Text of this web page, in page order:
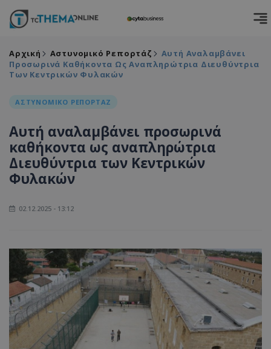
Αρχική Αστυνομικό Ρεπορτάζ
Αυτή Αναλαμβάνει
Προσωρινά Καθήκοντα Ως Αναπληρώτρια Διευθύντρια
Των Κεντρικών Φυλακών
ΑΣΤΥΝΟΜΙΚΟ ΡΕΠΟΡΤΑΖ
Αυτή αναλαμβάνει προσωρινά
καθήκοντα ως αναπληρώτρια
Διευθύντρια των Κεντρικών
Φυλακών
02.12.2025 - 13:12